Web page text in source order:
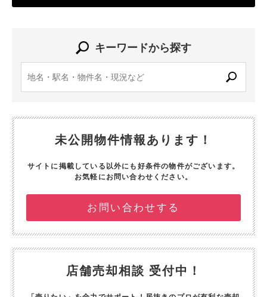
キーワードから探す
未公開物件情報あります！
サイトに掲載している以外にも好条件の物件がございます。
お気軽にお問い合わせください。
お問い合わせする
店舗売却相談 受付中！